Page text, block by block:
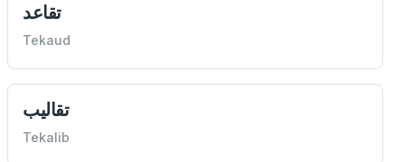
تقاعد
Tekaud
تقاليب
Tekalib